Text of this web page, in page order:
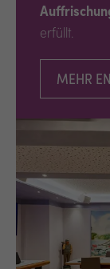
erfüllt.
MEHR